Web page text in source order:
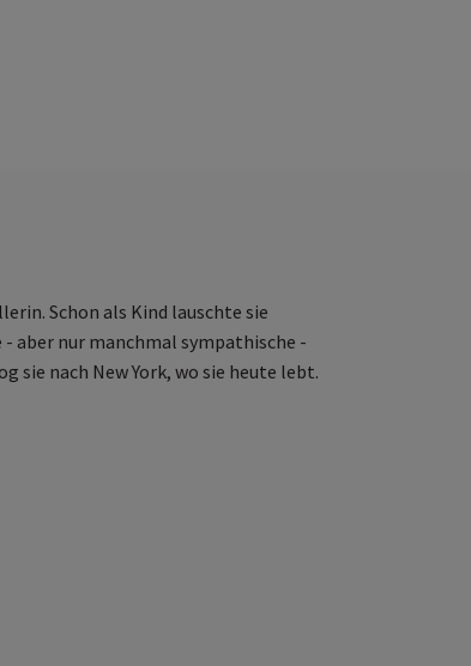
Schon als Kind lauschte sie
aber nur manchmal sympathische -
sie nach New York, wo sie heute lebt.